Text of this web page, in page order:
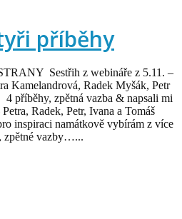
příběhy
Sestřih z webináře z 5.11. –
Kamelandrová, Radek Myšák, Petr
příběhy, zpětná vazba & napsali mi
Radek, Petr, Ivana a Tomáš
inspiraci namátkově vybírám z více
zpětné vazby…...